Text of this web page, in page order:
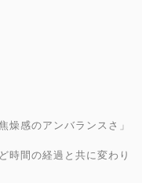
燥感のアンバランスさ」
時間の経過と共に変わり